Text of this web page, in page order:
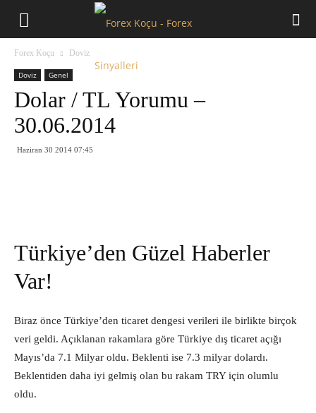
Forex Koçu Doviz
Doviz Genel
Dolar / TL Yorumu –
30.06.2014
Haziran 30 2014 07:45
Türkiye’den Güzel Haberler
Var!
Biraz önce Türkiye’den ticaret dengesi verileri ile birlikte birçok
veri geldi. Açıklanan rakamlara göre Türkiye dış ticaret açığı
Mayıs’da 7.1 Milyar oldu. Beklenti ise 7.3 milyar dolardı.
Beklentiden daha iyi gelmiş olan bu rakam TRY için olumlu
oldu.